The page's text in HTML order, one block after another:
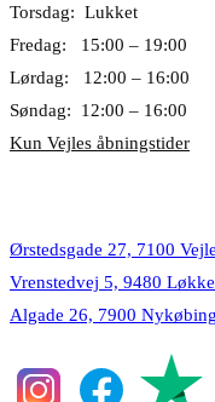
Torsdag: Lukket
Fredag: 15:00 – 19:00
Lørdag: 12:00 – 16:00
Søndag: 12:00 – 16:00
Kun Vejles åbningstider
Ørstedsgade 27, 7100 Vejle
Vrenstedvej 5, 9480
Algade 26, 7900